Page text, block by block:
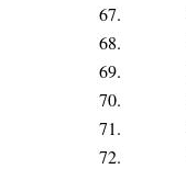
67.
68.
69.
70.
71.
72.